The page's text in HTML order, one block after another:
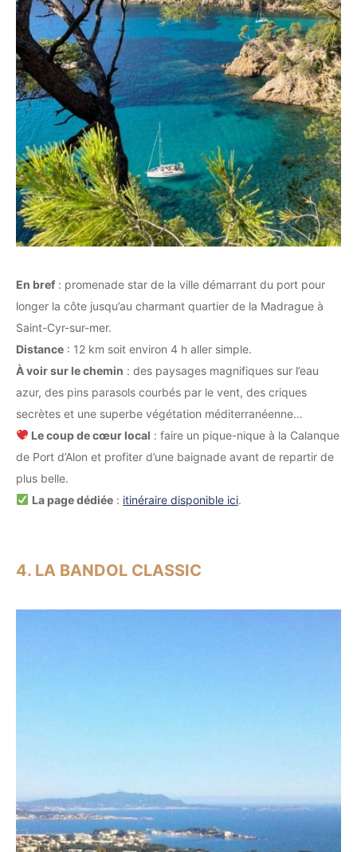
En bref : promenade star de la ville démarrant du port pour
longer la côte jusqu’au charmant quartier de la Madrague à
Saint-Cyr-sur-mer.
Distance : 12 km soit environ 4 h aller simple.
À voir sur le chemin : des paysages magnifiques sur l’eau
azur, des pins parasols courbés par le vent, des criques
secrètes et une superbe végétation méditerranéenne…
Le coup de cœur local : faire un pique-nique à la Calanque
de Port d’Alon et profiter d’une baignade avant de repartir de
plus belle.
La page dédiée: itinéraire disponible ici.
4. LA BANDOL CLASSIC